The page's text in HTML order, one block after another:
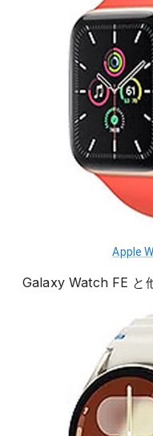
Apple
Galaxy Watch FE と